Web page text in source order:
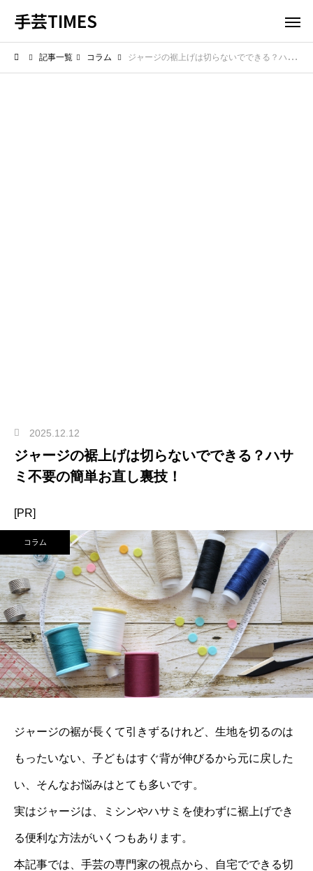
手芸TIMES
記事一覧 コラム ジャージの裾上げは切らないでできる？ハサミ不要の簡単お直し裏技！
2025.12.12
ジャージの裾上げは切らないでできる？ハサ
ミ不要の簡単お直し裏技！
[PR]
コラム
ジャージの裾が長くて引きずるけれど、生地を切るのは
もったいない、子どもはすぐ背が伸びるから元に戻した
い、そんなお悩みはとても多いです。
実はジャージは、ミシンやハサミを使わずに裾上げでき
る便利な方法がいくつもあります。
本記事では、手芸の専門家の視点から、自宅でできる切